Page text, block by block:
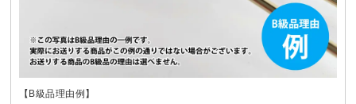
【B級品理由例】